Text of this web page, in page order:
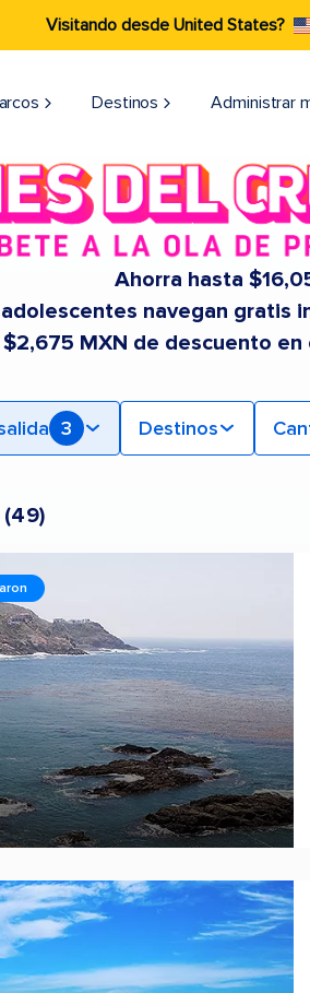
Visitando desde United States?
Destinos Administrar
Ahorra hasta
navegan gratis
MXN de descuento
3 Destinos
(49)